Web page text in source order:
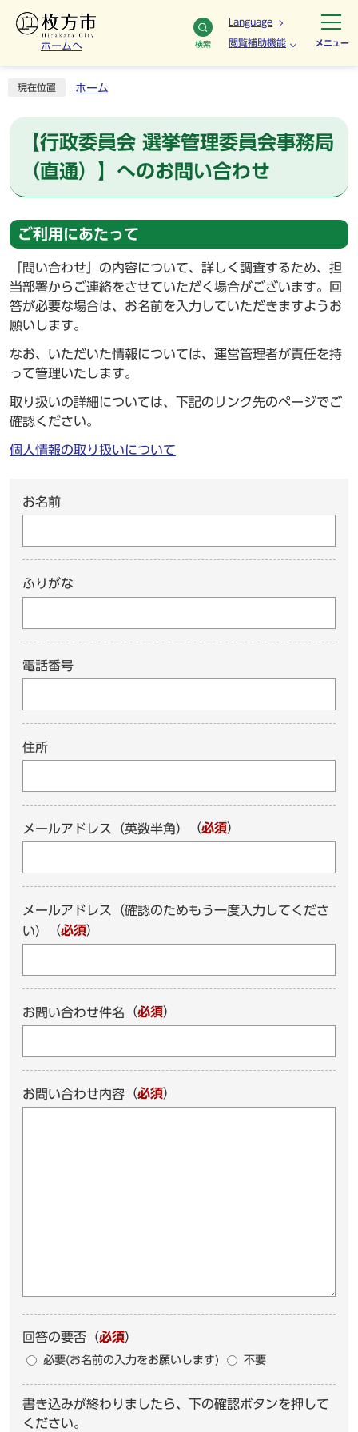
ホームへ 検索
Language
閲覧補助機能 メニュー
現在位置 ホーム
【行政委員会 選挙管理委員会事務局
（直通）】へのお問い合わせ
ご利用にあたって
「問い合わせ」の内容について、詳しく調査するため、担
当部署からご連絡をさせていただく場合がございます。回
答が必要な場合は、お名前を入力していただきますようお
願いします。
なお、いただいた情報については、運営管理者が責任を持
って管理いたします。
取り扱いの詳細については、下記のリンク先のページでご
確認ください。
個人情報の取り扱いについて
お名前
ふりがな
電話番号
住所
メールアドレス（英数半角） （必須）
メールアドレス（確認のためもう一度入力してくださ
い）
（必須）
お問い合わせ件名 （必須）
お問い合わせ内容 （必須）
回答の要否 （必須）
必要(お名前の入力をお願いします) 不要
書き込みが終わりましたら、下の確認ボタンを押して
ください。